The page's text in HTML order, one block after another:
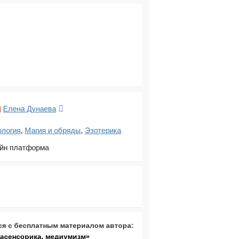
Елена Дунаева
, Магия и обряды, Эзотерика
платформа
с бесплатным материалом автора:
медиумизм»